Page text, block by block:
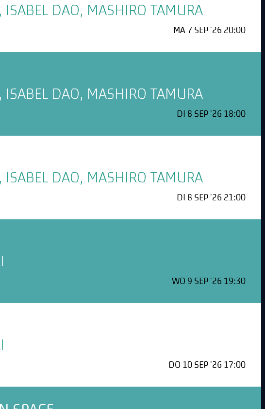
DAO, MASHIRO TAMURA
MA 7 SEP '26 20:00
DAO, MASHIRO TAMURA
DI 8 SEP '26 18:00
DAO, MASHIRO TAMURA
DI 8 SEP '26 21:00
WO 9 SEP '26 19:30
DO 10 SEP '26 17:00